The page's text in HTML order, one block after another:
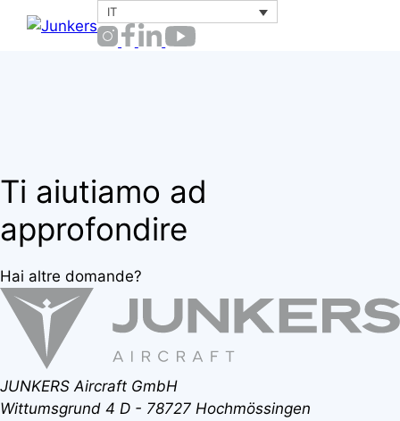
IT
Ti aiutiamo ad
approfondire
Hai altre domande?
JUNKERS Aircraft GmbH
Wittumsgrund 4 D - 78727 Hochmössingen